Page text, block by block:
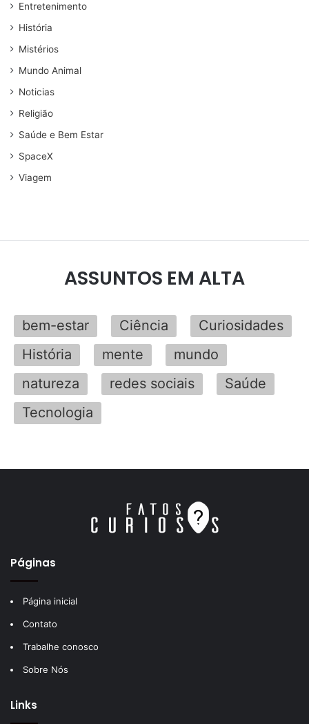
Entretenimento
História
Mistérios
Mundo Animal
Noticias
Religião
Saúde e Bem Estar
SpaceX
Viagem
ASSUNTOS EM ALTA
bem-estar Ciência
Curiosidades
História
mente
mundo
natureza
redes sociais
Saúde
Tecnologia
Páginas
Página inicial
Contato
Trabalhe conosco
Sobre Nós
Links